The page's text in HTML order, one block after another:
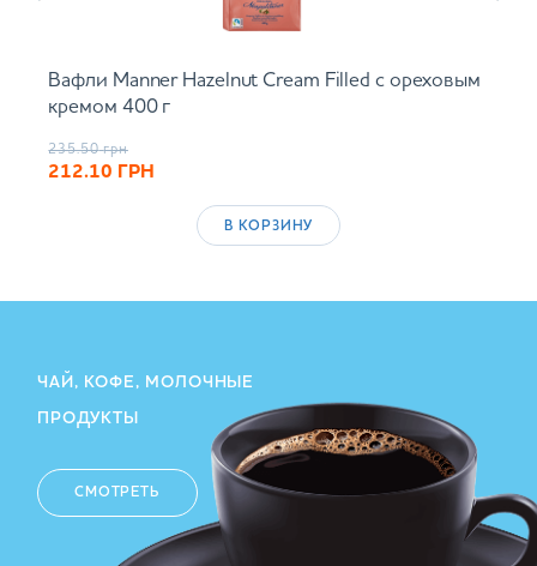
Вафли Manner Hazelnut Cream Filled с ореховым
кремом 400 г
235.50 грн
212.10 ГРН
В КОРЗИНУ
ЧАЙ, КОФЕ, МОЛОЧНЫЕ
ПРОДУКТЫ
СМОТРЕТЬ